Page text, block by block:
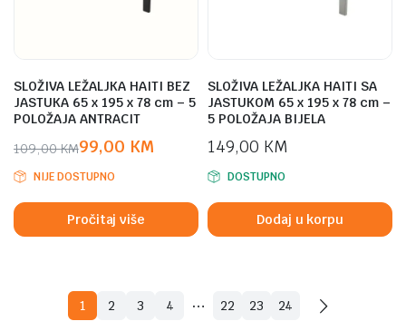
SLOŽIVA LEŽALJKA HAITI BEZ
JASTUKA 65 x 195 x 78 cm – 5
POLOŽAJA ANTRACIT
109,00KM
Original
price
was:
109,00 KM.
99,00 KM
Current
price
is:
99,00 KM.
NIJE DOSTUPNO
Pročitaj više
SLOŽIVA LEŽALJKA HAITI SA
JASTUKOM 65 x 195 x 78 cm –
5 POLOŽAJA BIJELA
149,00 KM
DOSTUPNO
Dodaj u korpu
1 2 3 4 … 22 23 24